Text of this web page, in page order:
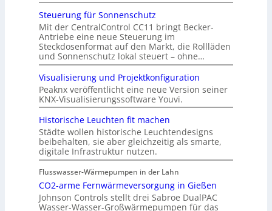
Steuerung für Sonnenschutz
Mit der CentralControl CC11 bringt Becker-
Antriebe eine neue Steuerung im
Steckdosenformat auf den Markt, die Rollläden
und Sonnenschutz lokal steuert – ohne…
Visualisierung und Projektkonfiguration
Peaknx veröffentlicht eine neue Version seiner
KNX-Visualisierungssoftware Youvi.
Historische Leuchten fit machen
Städte wollen historische Leuchtendesigns
beibehalten, sie aber gleichzeitig als smarte,
digitale Infrastruktur nutzen.
Flusswasser-Wärmepumpen in der Lahn
CO2-arme Fernwärmeversorgung in Gießen
Johnson Controls stellt drei Sabroe DualPAC
Wasser-Wasser-Großwärmepumpen für das